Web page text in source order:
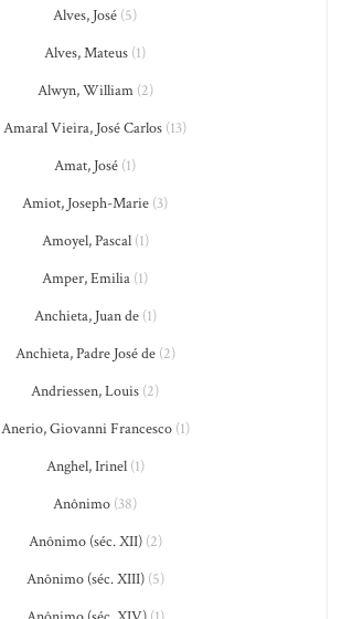
Alves, José (5)
Alves, Mateus (1)
Alwyn, William(2)
Amaral Vieira, José Carlos (13)
Amat, José (1)
Amiot, Joseph-Marie (3)
Amoyel, Pascal(1)
Amper, Emilia (1)
Anchieta, Juan de(1)
Anchieta, Padre José de(2)
Andriessen, Louis (2)
Anerio, Giovanni Francesco(1)
Anghel, Irinel(1)
Anônimo (38)
Anônimo (séc. XII)(2)
Anônimo (séc. XIII)(5)